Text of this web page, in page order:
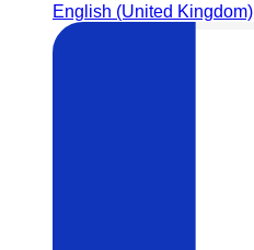
English (United Kingdom)